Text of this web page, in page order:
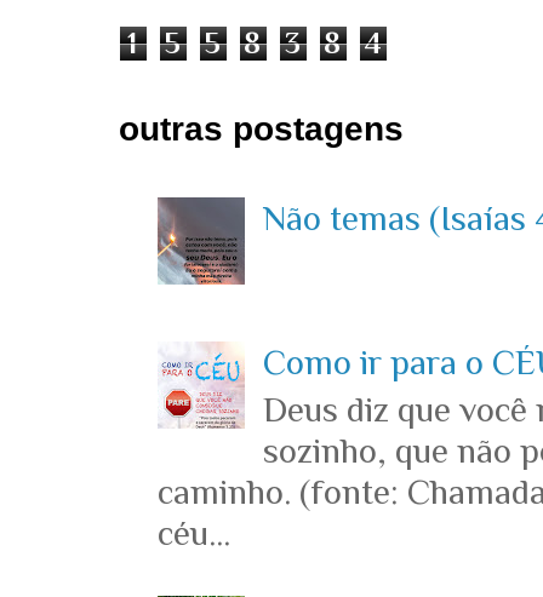
1 5 5 8 3 8 4
outras postagens
Não temas (Isaías
Como ir para o
Deus diz que você
sozinho, que não
caminho. (fonte:
céu...